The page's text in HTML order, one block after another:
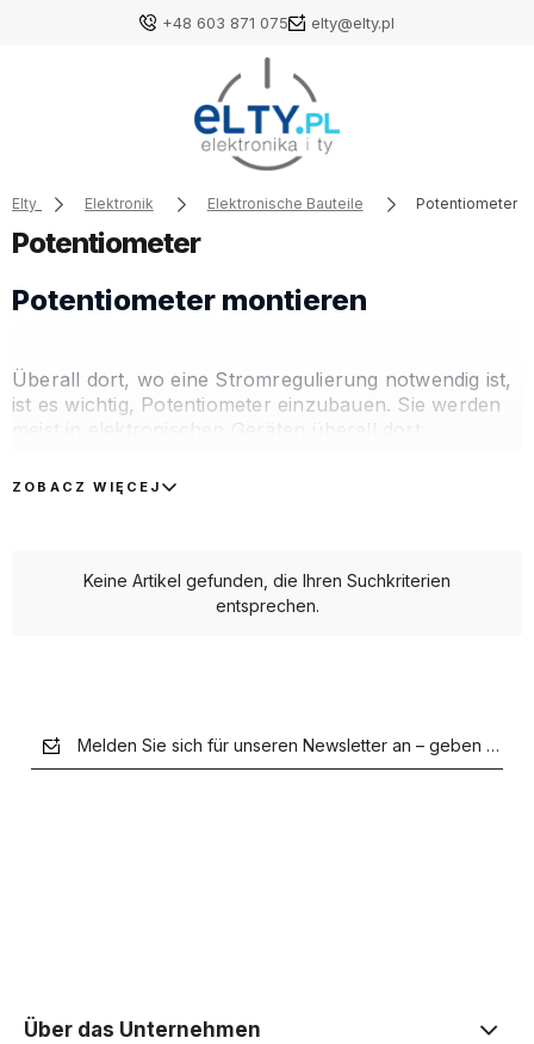
+48 603 871 075 elty@elty.pl
Elty Elektronik Elektronische Bauteile Potentiometer
Potentiometer
Potentiometer montieren
Überall dort, wo eine Stromregulierung notwendig ist,
ist es wichtig, Potentiometer einzubauen. Sie werden
meist in elektronischen Geräten überall dort
erforderlich ist. Diese Produktkategorie umfasst
Dimensionierung von Potentiometern finden Sie in der
Produktspezifikation. Wählen Sie bewährte Systeme
ZOBACZ WIĘCEJ
Keine Artikel gefunden, die Ihren Suchkriterien
entsprechen.
Melden Sie sich für unseren Newsletter an – geben Sie
Über das Unternehmen